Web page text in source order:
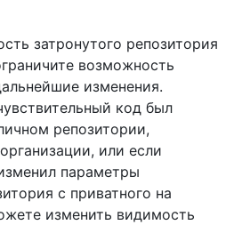
затронутого репозитория
возможность
изменения.
код был
репозитории,
или если
параметры
с приватного на
изменить видимость